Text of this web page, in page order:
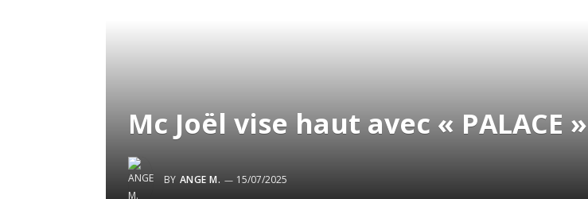
Mc Joël vise haut avec « PALACE »
BY ANGE M. 15/07/2025